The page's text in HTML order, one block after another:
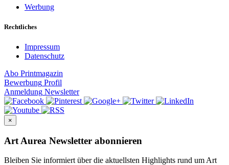
Werbung
Rechtliches
Impressum
Datenschutz
Abo Printmagazin
Bewerbung Profil
Anmeldung Newsletter
×
Art Aurea Newsletter abonnieren
Bleiben Sie informiert über die aktuellsten Highlights rund um Art